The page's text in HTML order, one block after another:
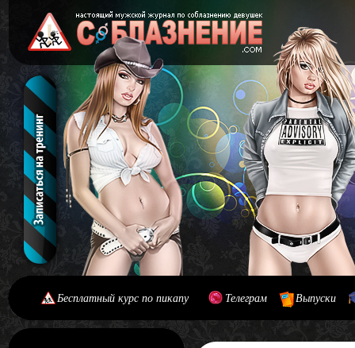
Бесплатный курс по пикапу Телеграм Выпуски